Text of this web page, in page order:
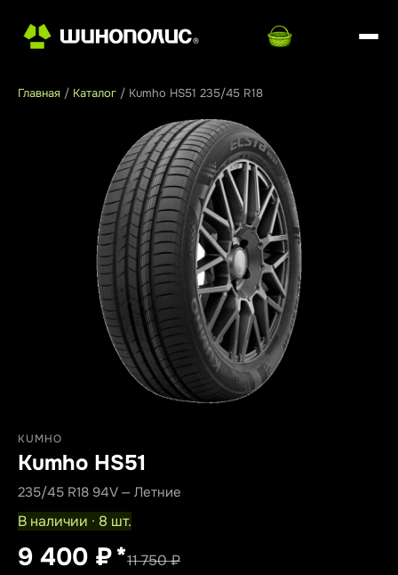
Главная / Каталог / Kumho HS51 235/45 R18
KUMHO
Kumho HS51
235/45 R18 94V — Летние
В наличии · 8 шт.
9 400 ₽*11 750 ₽